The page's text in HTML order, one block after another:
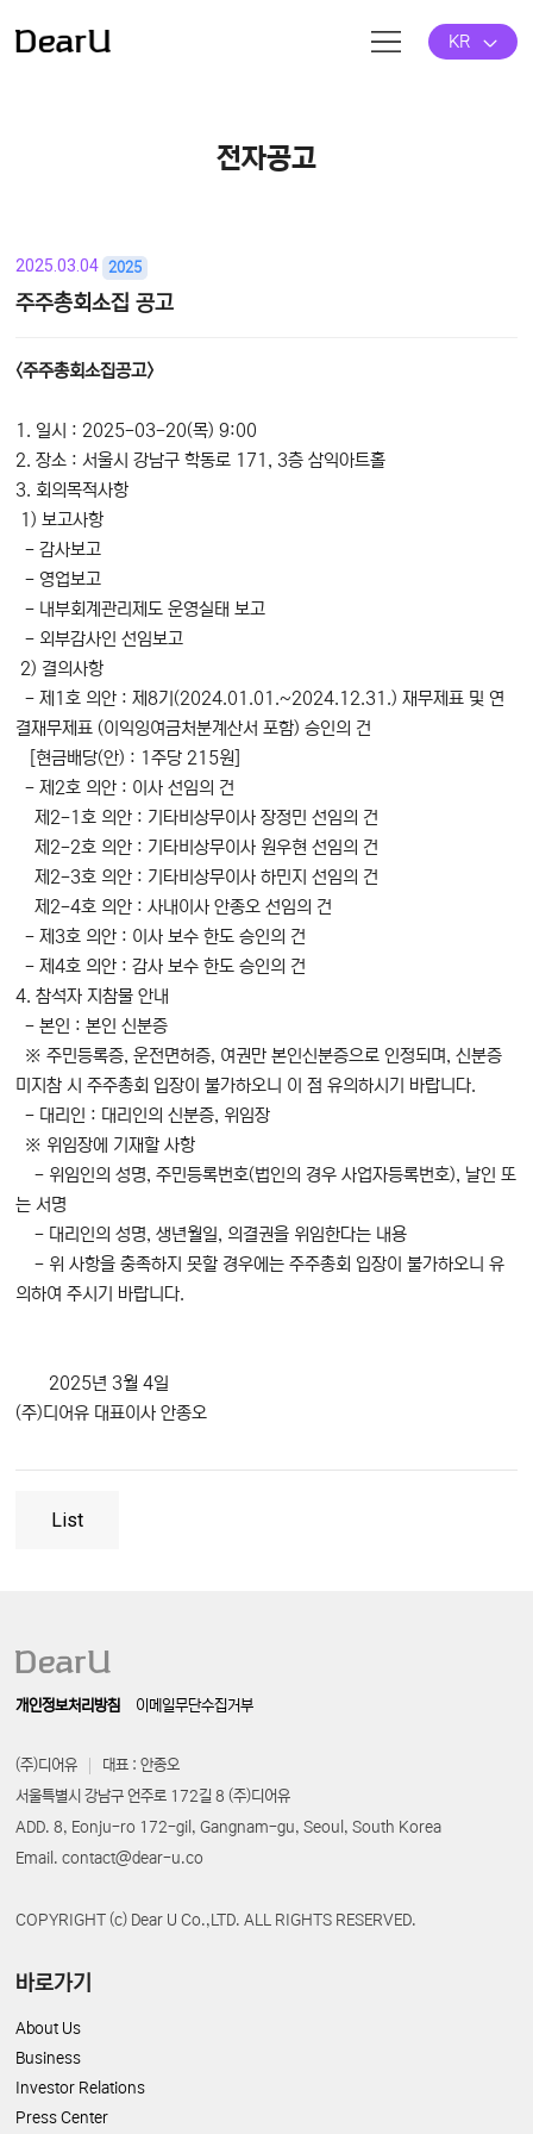
KR
전자공고
2025.03.04 2025
주주총회소집 공고
본문
<주주총회소집공고>
1. 일시 : 2025-03-20(목) 9:00
2. 장소 : 서울시 강남구 학동로 171, 3층 삼익아트홀
3. 회의목적사항
1) 보고사항
- 감사보고
- 영업보고
- 내부회계관리제도 운영실태 보고
- 외부감사인 선임보고
2) 결의사항
- 제1호 의안 : 제8기(2024.01.01.~2024.12.31.) 재무제표 및 연
결재무제표 (이익잉여금처분계산서 포함) 승인의 건
[현금배당(안) : 1주당 215원]
- 제2호 의안 : 이사 선임의 건
제2-1호 의안 : 기타비상무이사 장정민 선임의 건
제2-2호 의안 : 기타비상무이사 원우현 선임의 건
제2-3호 의안 : 기타비상무이사 하민지 선임의 건
제2-4호 의안 : 사내이사 안종오 선임의 건
- 제3호 의안 : 이사 보수 한도 승인의 건
- 제4호 의안 : 감사 보수 한도 승인의 건
4. 참석자 지참물 안내
- 본인 : 본인 신분증
※ 주민등록증, 운전면허증, 여권만 본인신분증으로 인정되며, 신분증
미지참 시 주주총회 입장이 불가하오니 이 점 유의하시기 바랍니다.
- 대리인 : 대리인의 신분증, 위임장
※ 위임장에 기재할 사항
- 위임인의 성명, 주민등록번호(법인의 경우 사업자등록번호), 날인 또
는 서명
- 대리인의 성명, 생년월일, 의결권을 위임한다는 내용
- 위 사항을 충족하지 못할 경우에는 주주총회 입장이 불가하오니 유
의하여 주시기 바랍니다.
2025년 3월 4일
(주)디어유 대표이사 안종오
List
개인정보처리방침 이메일무단수집거부
(주)디어유
대표 : 안종오
서울특별시 강남구 언주로 172길 8 (주)디어유
ADD. 8, Eonju-ro 172-gil, Gangnam-gu, Seoul, South Korea
Email. contact@dear-u.co
COPYRIGHT (c) Dear U Co.,LTD. ALL RIGHTS RESERVED.
바로가기
About Us
Business
Investor Relations
Press Center